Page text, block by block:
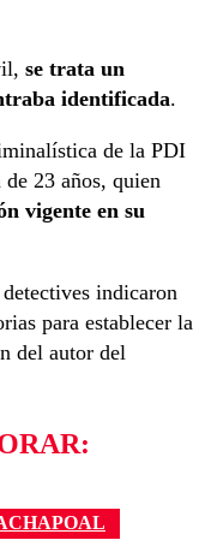
se trata un
identificada.
de la PDI
23 años, quien
vigente en su
indicaron
para establecer la
del autor del